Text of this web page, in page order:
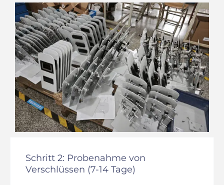
Schritt 2: Probenahme von
Verschlüssen (7-14 Tage)